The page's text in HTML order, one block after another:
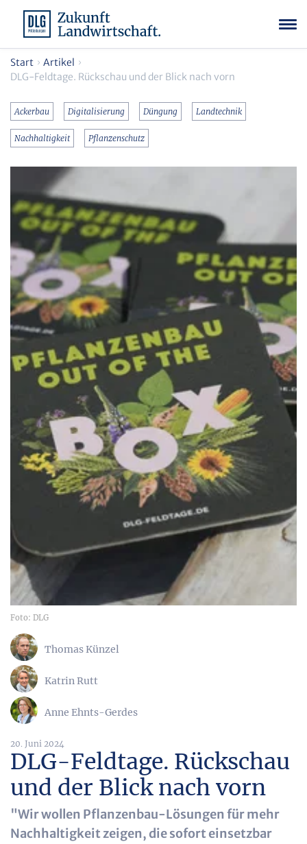
Start
Artikel
DLG-Feldtage. Rückschau und der Blick nach vorn
Ackerbau Digitalisierung Düngung Landtechnik
Nachhaltigkeit Pflanzenschutz
Foto: DLG
Thomas Künzel
Katrin Rutt
Anne Ehnts-Gerdes
20. Juni 2024
DLG-Feldtage. Rückschau
und der Blick nach vorn
"Wir wollen Pflanzenbau-Lösungen für mehr
Nachhaltigkeit zeigen, die sofort einsetzbar